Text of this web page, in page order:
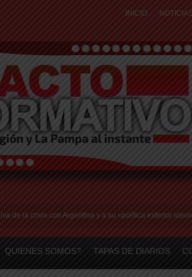
INICIO
crisis con Argentina y a su «política exterior
QUIENES SOMOS? TAPAS DE DIARIOS